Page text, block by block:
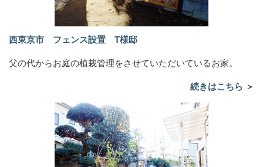
西東京市 フェンス設置 T様邸
父の代からお庭の植栽管理をさせていただいているお家。
続きはこちら ＞